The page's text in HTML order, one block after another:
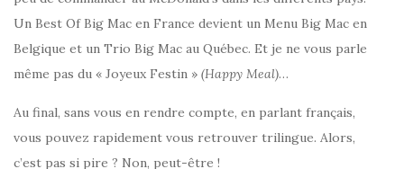
Un Best Of Big Mac en France devient un Menu Big Mac en
Belgique et un Trio Big Mac au Québec. Et je ne vous parle
même pas du « Joyeux Festin » (Happy Meal)…
Au final, sans vous en rendre compte, en parlant français,
vous pouvez rapidement vous retrouver trilingue. Alors,
c’est pas si pire ? Non, peut-être !